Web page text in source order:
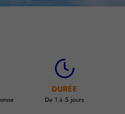
DURÉE
De 1 à 5 jours